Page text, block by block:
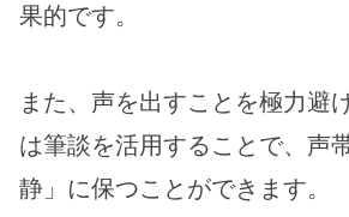
果的です。
また、声を出すことを極力避
は筆談を活用することで、声
静」に保つことができます。